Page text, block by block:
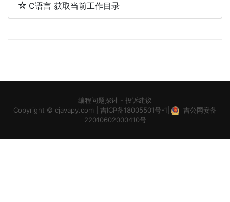
C语言 获取当前工作目录
编程问题探讨 - 投诉建议
Copyright © cjavapy.com 吉ICP备18005501号-1
吉公网安备
22010602000410号